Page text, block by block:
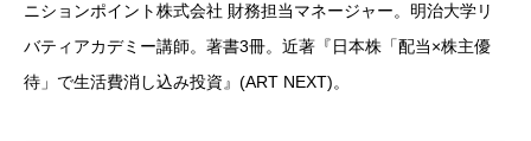
ニションポイント株式会社 財務担当マネージャー。明治大学リ
バティアカデミー講師。著書3冊。近著『日本株「配当×株主優
待」で生活費消し込み投資』(ART NEXT)。